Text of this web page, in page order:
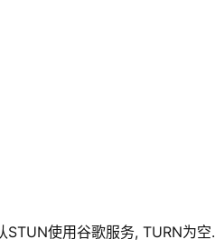
使用谷歌服务, TURN为空.